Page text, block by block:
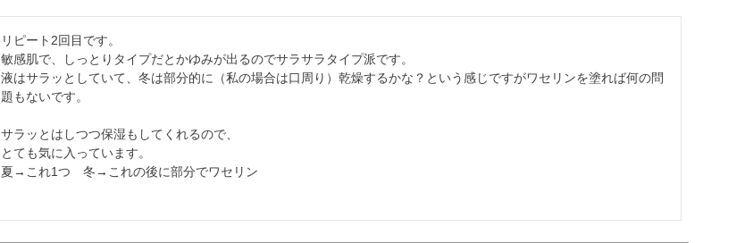
リピート2回目です。
敏感肌で、しっとりタイプだとかゆみが出るのでサラサラタイプ派です。
液はサラッとしていて、冬は部分的に（私の場合は口周り）乾燥するかな？という感じですがワセリンを塗れば何の問
題もないです。
サラッとはしつつ保湿もしてくれるので、
とても気に入っています。
夏→これ1つ　冬→これの後に部分でワセリン